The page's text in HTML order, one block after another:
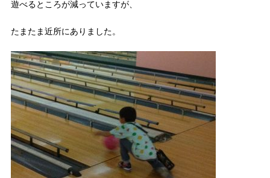
遊べるところが減っていますが、
たまたま近所にありました。